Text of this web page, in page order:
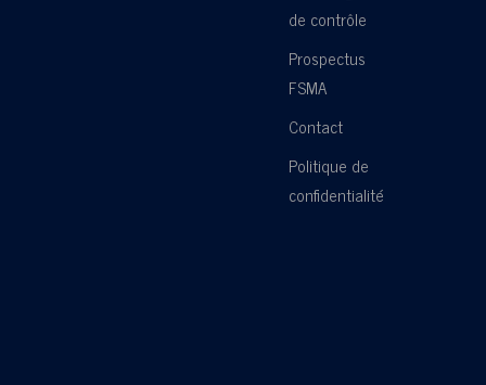
de contrôle
Prospectus
FSMA
Contact
Politique de
confidentialité